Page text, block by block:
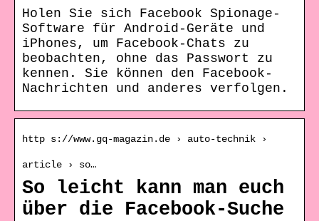
Holen Sie sich Facebook Spionage-
Software für Android-Geräte und
iPhones, um Facebook-Chats zu
beobachten, ohne das Passwort zu
kennen. Sie können den Facebook-
Nachrichten und anderes verfolgen.
http s://www.gq-magazin.de › auto-technik ›
article › so…
So leicht kann man euch
über die Facebook-Suche